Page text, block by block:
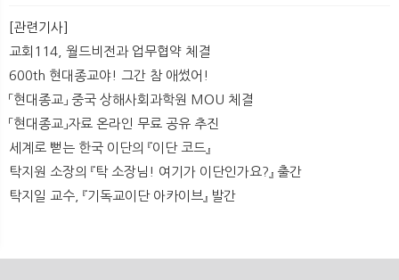
[관련기사]
교회114, 월드비전과 업무협약 체결
600th 현대종교야! 그간 참 애썼어!
「현대종교」 중국 상해사회과학원 MOU 체결
「현대종교」자료 온라인 무료 공유 추진
세계로 뻗는 한국 이단의 『이단 코드』
탁지원 소장의 『탁 소장님! 여기가 이단인가요?』 출간
탁지일 교수, 『기독교이단 아카이브』 발간